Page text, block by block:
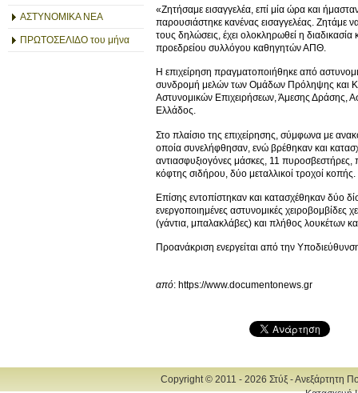
ΑΣΤΥΝΟΜΙΚΑ ΝΕΑ
ΠΡΩΤΟΣΕΛΙΔΟ του μήνα
«Ζητήσαμε εισαγγελέα, επί μία ώρα και
παρουσιάστηκε κανένας εισαγγελέας.
τους δηλώσεις, έχει ολοκληρωθεί η
προεδρείου συλλόγου καθηγητών ΑΠΘ.
Η επιχείρηση πραγματοποιήθηκε από
συνδρομή μελών των Ομάδων Πρόληψης και
Αστυνομικών Επιχειρήσεων, Άμεσης Δράσης,
Ελλάδος.
Στο πλαίσιο της επιχείρησης, σύμφωνα με
οποία συνελήφθησαν, ενώ βρέθηκαν και
αντιασφυξιογόνες μάσκες, 11 πυροσβεστήρες,
κόφτης σιδήρου, δύο μεταλλικοί τροχοί κοπής.
Επίσης εντοπίστηκαν και κατασχέθηκαν δύο
ενεργοποιημένες αστυνομικές
(γάντια, μπαλακλάβες) και πλήθος λουκέτων
Προανάκριση ενεργείται από την
από: https://www.documentonews.gr
Copyright © 2011 - 2026 Στύξ - Ανεξάρτητη